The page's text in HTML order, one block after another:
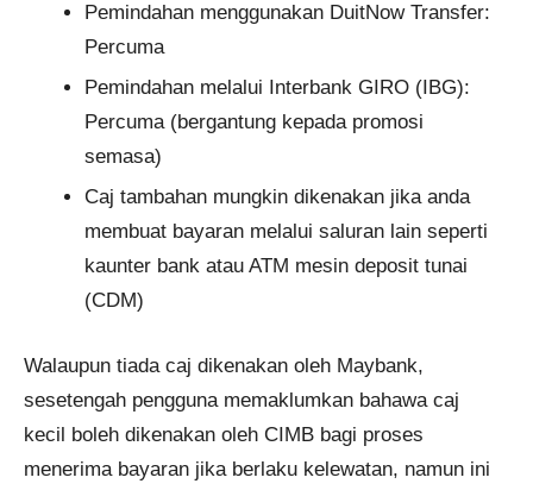
Pemindahan menggunakan DuitNow Transfer:
Percuma
Pemindahan melalui Interbank GIRO (IBG):
Percuma (bergantung kepada promosi
semasa)
Caj tambahan mungkin dikenakan jika anda
membuat bayaran melalui saluran lain seperti
kaunter bank atau ATM mesin deposit tunai
(CDM)
Walaupun tiada caj dikenakan oleh Maybank,
sesetengah pengguna memaklumkan bahawa caj
kecil boleh dikenakan oleh CIMB bagi proses
menerima bayaran jika berlaku kelewatan, namun ini